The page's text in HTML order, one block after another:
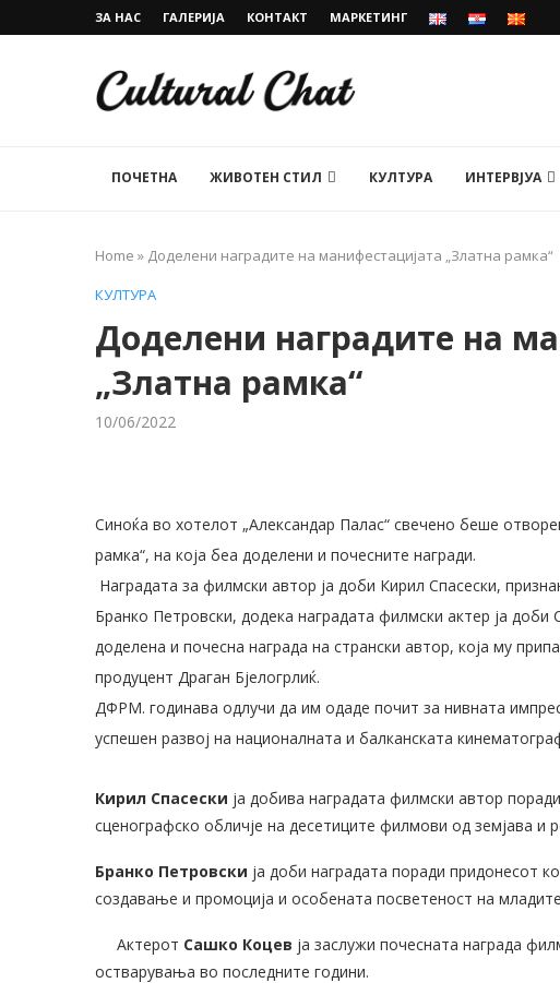
ЗА НАС ГАЛЕРИЈА КОНТАКТ МАРКЕТИНГ
ПОЧЕТНА ЖИВОТЕН СТИЛ КУЛТУРА ИНТЕРВЈУА
Home » Доделени наградите на манифестацијата „Златна рамка“
КУЛТУРА
Доделени наградите на
„Златна рамка“
10/06/2022
Синоќа во хотелот „Александар Палас“ свечено беше
рамка“, на која беа доделени и почесните награди.
Наградата за филмски автор ја доби Кирил Спасески,
Бранко Петровски, додека наградата филмски актер ја
доделена и почесна награда на странски автор, која му
продуцент Драган Бјелогрлиќ.
ДФРМ. годинава одлучи да им одаде почит за нивната
успешен развој на националната и балканската
Кирил Спасески ја добива наградата филмски автор
сценографско обличје на десетиците филмови од земјава и
Бранко Петровски ја доби наградата поради придонесот
создавање и промоција и особената посветеност на
Актерот Сашко Коцев ја заслужи почесната награда
остварувања во последните години.